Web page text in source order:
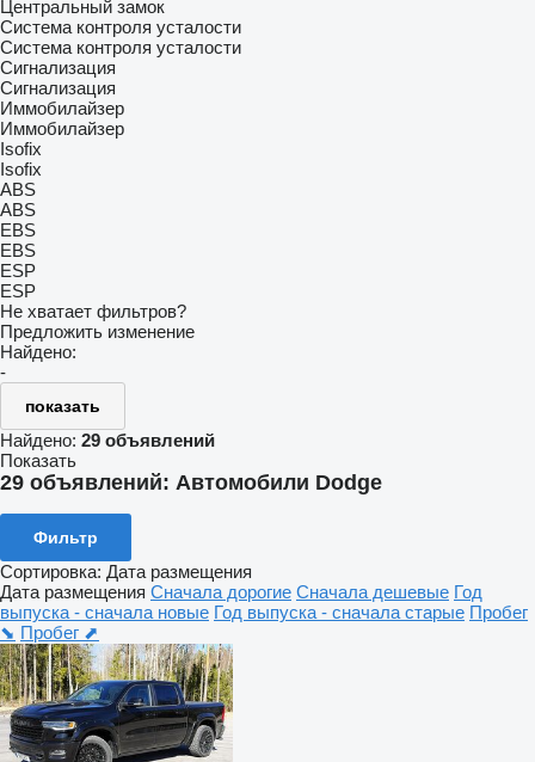
Центральный замок
Система контроля усталости
Система контроля усталости
Сигнализация
Сигнализация
Иммобилайзер
Иммобилайзер
Isofix
Isofix
ABS
ABS
EBS
EBS
ESP
ESP
Не хватает фильтров?
Предложить изменение
Найдено:
-
показать
Найдено: 29 объявлений
Показать
29 объявлений: Автомобили Dodge
Фильтр
Сортировка: Дата размещения
Дата размещения Сначала дорогие Сначала дешевые Год
выпуска - сначала новые Год выпуска - сначала старые Пробег
⬊ Пробег ⬈